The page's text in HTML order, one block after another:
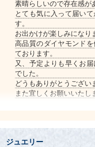
素晴らしいので存在感が
とても気に入って届い
す。
お出かけが楽しみになり
高品質のダイヤモンド
ております。
又、予定よりも早くお
でした。
どうもありがとうござい
また宜しくお願いいたし
ジュエリー